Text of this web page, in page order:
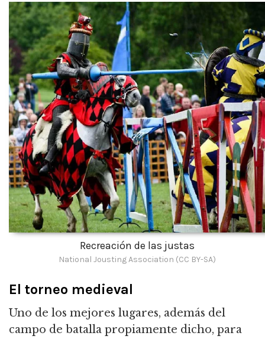
Recreación de las justas
National Jousting Association (CC BY-SA)
El torneo medieval
Uno de los mejores lugares, además del
campo de batalla propiamente dicho, para